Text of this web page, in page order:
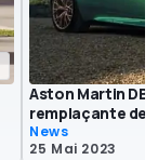
Aston Martin
remplaçante de
News
25 Mai 2023